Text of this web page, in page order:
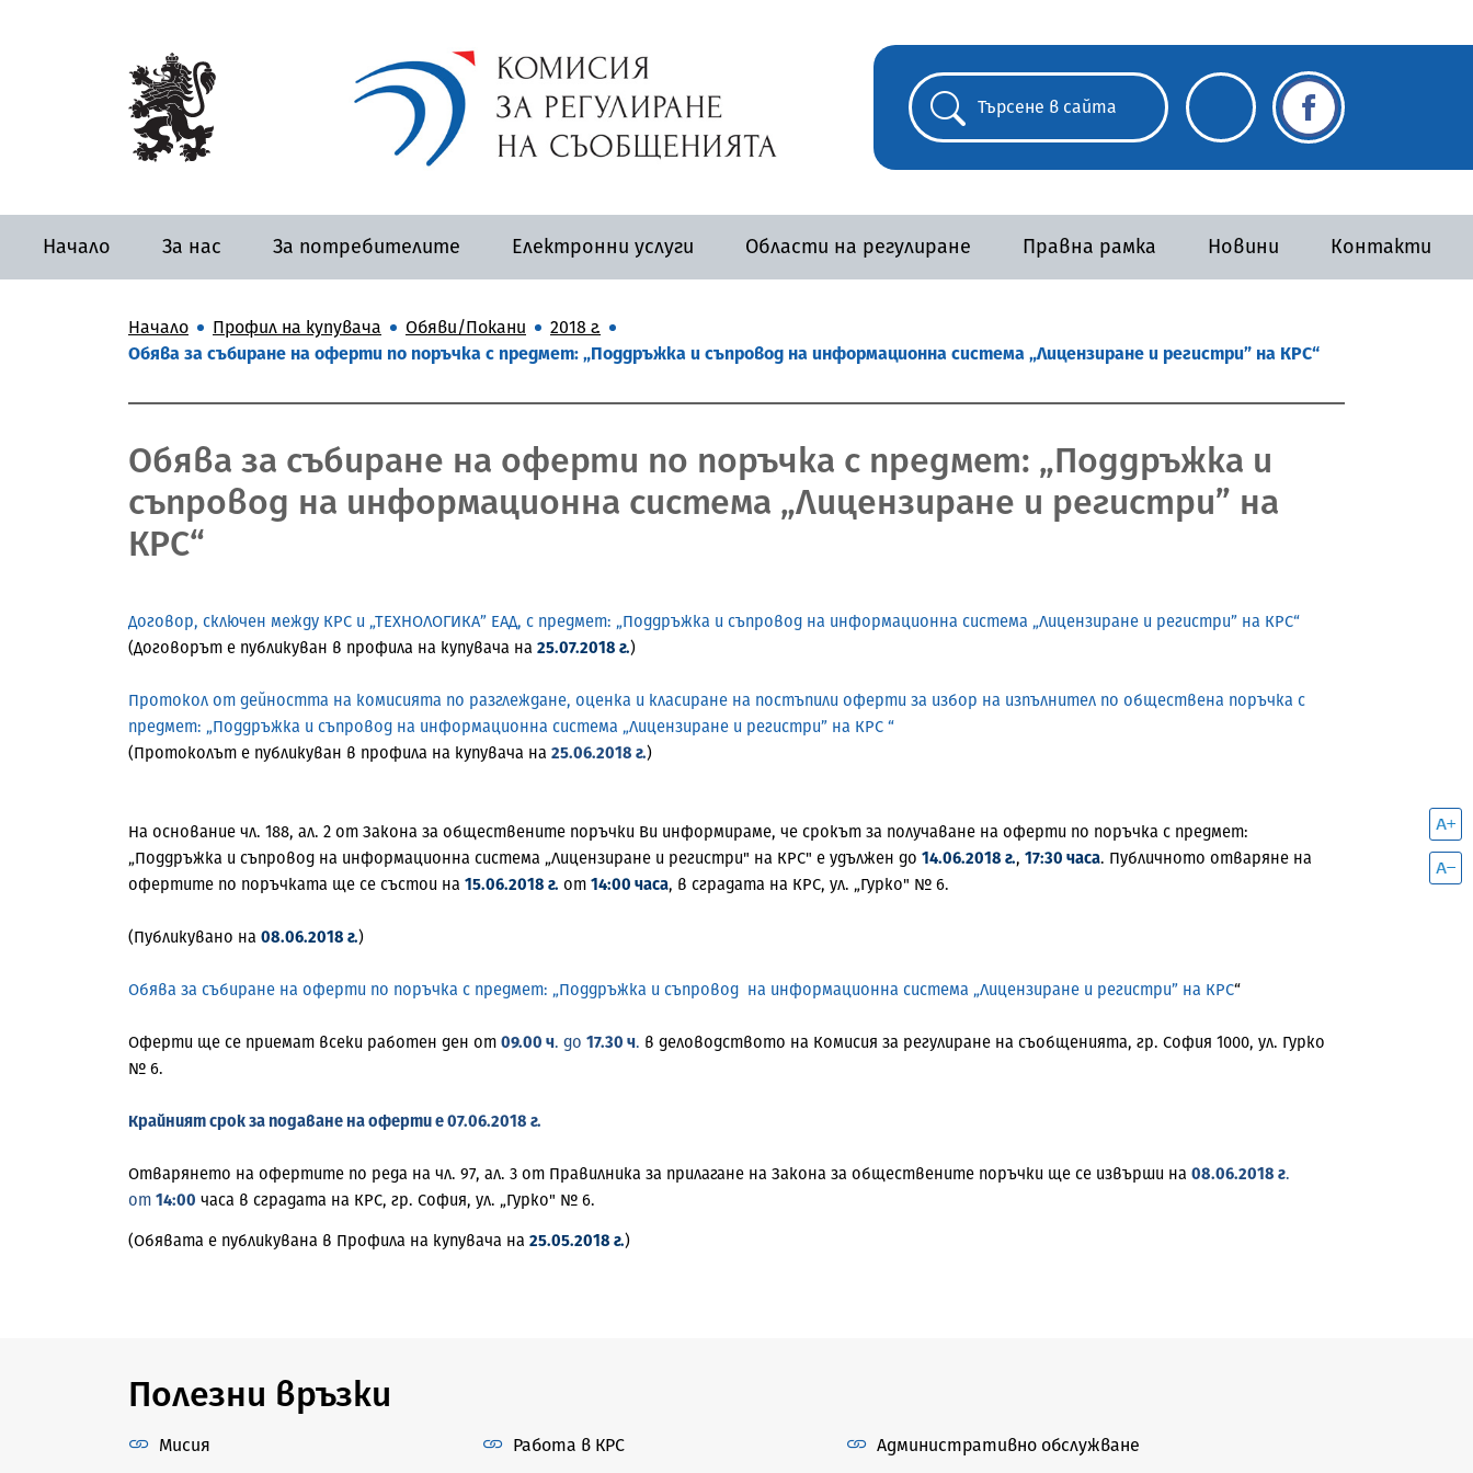
Начало За нас За потребителите Електронни услуги Области на регулиране Правна рамка Новини Контакти
Начало Профил на купувача Обяви/Покани
2018 г.
Обява за събиране на оферти по поръчка с предмет: „Поддръжка и съпровод на информационна система „Лицензиране и регистри” на КРС“
Обява за събиране на оферти по поръчка с предмет: „Поддръжка и
съпровод на информационна система „Лицензиране и регистри” на
КРС“
Договор, сключен между КРС и „ТЕХНОЛОГИКА” ЕАД, с предмет: „Поддръжка и съпровод на информационна система „Лицензиране и регистри” на КРС“
(Договорът е публикуван в профила на купувача на 25.07.2018 г.)
Протокол от дейността на комисията по разглеждане, оценка и класиране на постъпили оферти за избор на изпълнител по обществена поръчка с
предмет: „Поддръжка и съпровод на информационна система „Лицензиране и регистри” на КРС “
(Протоколът е публикуван в профила на купувача на 25.06.2018 г.)
На основание чл. 188, ал. 2 от Закона за обществените поръчки Ви информираме, че срокът за получаване на оферти по поръчка с предмет:
„Поддръжка и съпровод на информационна система „Лицензиране и регистри" на КРС" е удължен до 14.06.2018 г., 17:30 часа. Публичното отваряне на
офертите по поръчката ще се състои на 15.06.2018 г. от 14:00 часа, в сградата на КРС, ул. „Гурко" № 6.
(Публикувано на 08.06.2018 г.)
Обява за събиране на оферти по поръчка с предмет: „Поддръжка и съпровод на информационна система „Лицензиране и регистри” на КРС“
Оферти ще се приемат всеки работен ден от 09.00 ч. до 17.30 ч. в деловодството на Комисия за регулиране на съобщенията, гр. София 1000, ул. Гурко
№ 6.
Крайният срок за подаване на оферти е 07.06.2018 г.
Отварянето на офертите по реда на чл. 97, ал. 3 от Правилника за прилагане на Закона за обществените поръчки ще се извърши на 08.06.2018 г.
от 14:00 часа в сградата на КРС, гр. София, ул. „Гурко" № 6.
(Обявата е публикувана в Профила на купувача на 25.05.2018 г.)
Полезни връзки
Мисия
Работа в КРС
Административно обслужване